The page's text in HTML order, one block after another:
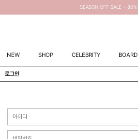
SEASON OFF SALE ~ 80%
NEW SHOP CELEBRITY BOARD
로그인